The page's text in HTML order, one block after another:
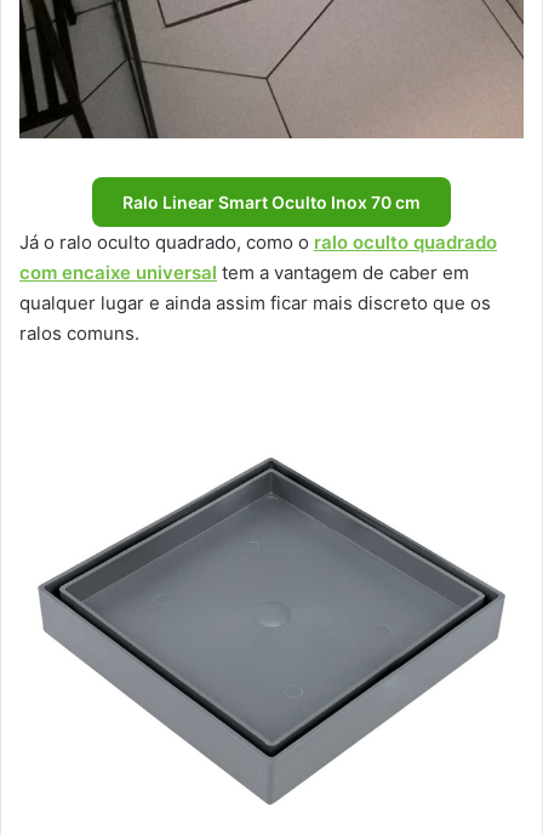
Ralo Linear Smart Oculto Inox 70 cm
Já o ralo oculto quadrado, como o ralo oculto quadrado
com encaixe universal tem a vantagem de caber em
qualquer lugar e ainda assim ficar mais discreto que os
ralos comuns.